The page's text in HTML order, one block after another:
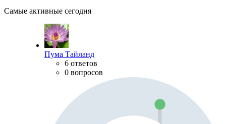
Самые активные сегодня
Пума Тайланд
6 ответов
0 вопросов